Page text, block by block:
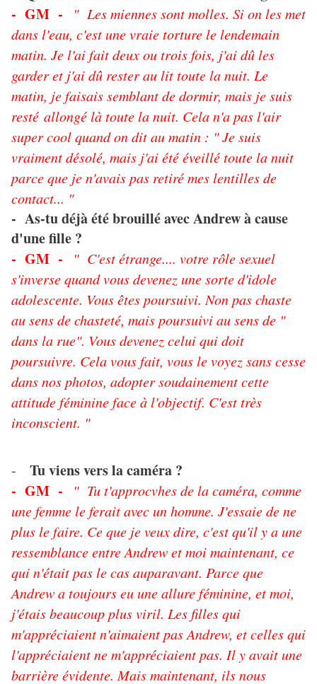
- GM -
" Les miennes sont molles. Si on les met
dans l'eau, c'est une vraie torture le lendemain
matin. Je l'ai fait deux ou trois fois, j'ai dû les
garder et j'ai dû rester au lit toute la nuit. Le
matin, je faisais semblant de dormir, mais je suis
resté allongé là toute la nuit. Cela n'a pas l'air
super cool quand on dit au matin : " Je suis
vraiment désolé, mais j'ai été éveillé toute la nuit
parce que je n'avais pas retiré mes lentilles de
contact... "
- As-tu déjà été brouillé avec Andrew à cause
d'une fille ?
- GM -
" C'est étrange.... votre rôle sexuel
s'inverse quand vous devenez une sorte d'idole
adolescente. Vous êtes poursuivi. Non pas chaste
au sens de chasteté, mais poursuivi au sens de "
dans la rue". Vous devenez celui qui doit
poursuivre. Cela vous fait, vous le voyez sans cesse
dans nos photos, adopter soudainement cette
attitude féminine face à l'objectif. C'est très
inconscient. "
-
Tu viens vers la caméra ?
- GM -
" Tu t'approcvhes de la caméra, comme
une femme le ferait avec un homme. J'essaie de ne
plus le faire. Ce que je veux dire, c'est qu'il y a une
ressemblance entre Andrew et moi maintenant, ce
qui n'était pas le cas auparavant. Parce que
Andrew a toujours eu une allure féminine, et moi,
j'étais beaucoup plus viril. Les filles qui
m'appréciaient n'aimaient pas Andrew, et celles qui
l'appréciaient ne m'appréciaient pas. Il y avait une
barrière évidente. Mais maintenant, ils nous